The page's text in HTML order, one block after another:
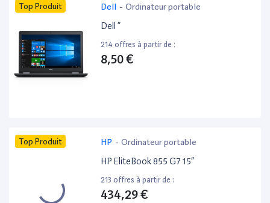
Top Produit Dell - Ordinateur portable
Dell ”
214 offres à partir de :
8,50 €
Top Produit HP - Ordinateur portable
HP EliteBook 855 G7 15”
213 offres à partir de :
434,29 €